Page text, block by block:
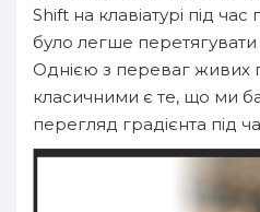
Shift на клавіатурі під
було легше
Однією з переваг живих
класичними є те, що ми
перегляд градієнта під